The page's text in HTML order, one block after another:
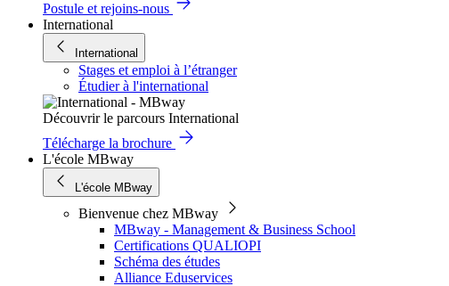
Postule et rejoins-nous
International
International
Stages et emploi à l’étranger
Étudier à l'international
Découvrir le parcours International
Télécharge la brochure
L'école MBway
L'école MBway
Bienvenue chez MBway
MBway - Management & Business School
Certifications QUALIOPI
Schéma des études
Alliance Eduservices